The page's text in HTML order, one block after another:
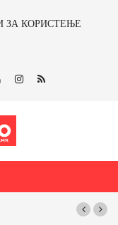
ЗА КОРИСТЕЊЕ